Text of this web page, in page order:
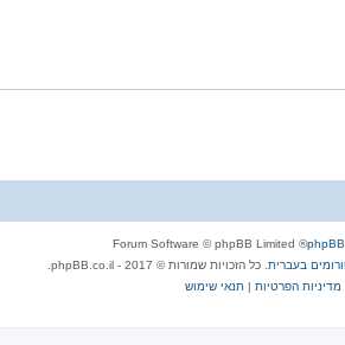
phpBB
® Forum Software © phpBB Limited
. כל הזכויות שמורות © 2017 - phpBB.co.il.
מדיניות הפרטיות | תנאי שימוש